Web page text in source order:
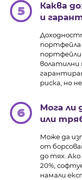
5
Каква
и
портфейли
волатилни
риска, но
6
Мога ли
или
Може да
от
до тях.
20%,
намали